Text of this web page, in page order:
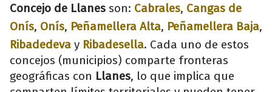
Concejo de Llanes son: Cabrales, Cangas de
Onís, Onís, Peñamellera Alta, Peñamellera Baja,
Ribadedeva y Ribadesella. Cada uno de estos
concejos (municipios) comparte fronteras
geográficas con Llanes, lo que implica que